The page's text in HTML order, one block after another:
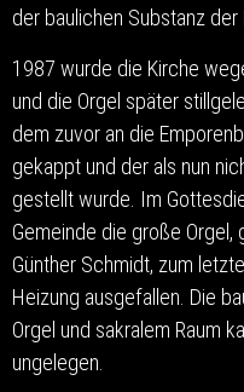
der baulichen Substanz
1987 wurde die Kirche
und die Orgel später
dem zuvor an die
gekappt und der als nun
gestellt wurde. Im
Gemeinde die große
Günther Schmidt, zum
Heizung ausgefallen. Die
Orgel und sakralem Raum
ungelegen.